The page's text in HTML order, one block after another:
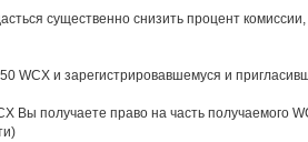
существенно снизить процент комиссии,
WCX и зарегистрировавшемуся и
Вы получаете право на часть получаемого